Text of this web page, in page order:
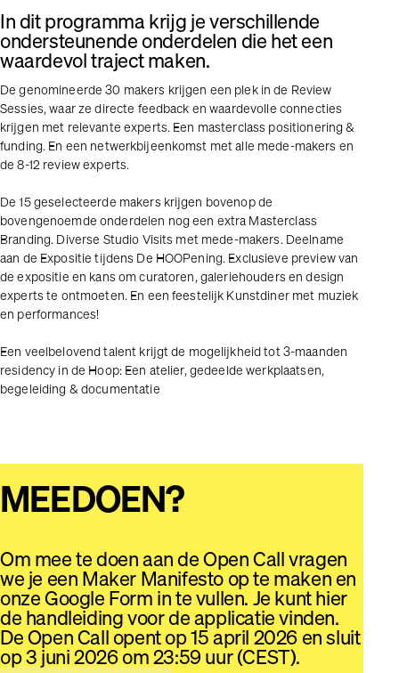
In dit programma krijg je verschillende
ondersteunende onderdelen die het een
waardevol traject maken.
De genomineerde 30 makers krijgen een plek in de Review
Sessies, waar ze directe feedback en waardevolle connecties
krijgen met relevante experts. Een masterclass positionering &
funding. En een netwerkbijeenkomst met alle mede-makers en
de 8-12 review experts.
De 15 geselecteerde makers krijgen bovenop de
bovengenoemde onderdelen nog een extra Masterclass
Branding. Diverse Studio Visits met mede-makers. Deelname
aan de Expositie tijdens De HOOPening. Exclusieve preview van
de expositie en kans om curatoren, galeriehouders en design
experts te ontmoeten. En een feestelijk Kunstdiner met muziek
en performances!
Een veelbelovend talent krijgt de mogelijkheid tot 3-maanden
residency in de Hoop: Een atelier, gedeelde werkplaatsen,
begeleiding & documentatie
MEEDOEN?
Om mee te doen aan de Open Call vragen
we je een Maker Manifesto op te maken en
onze Google Form in te vullen. Je kunt hier
de handleiding voor de applicatie vinden.
De Open Call opent op 15 april 2026 en sluit
op 3 juni 2026 om 23:59 uur (CEST).